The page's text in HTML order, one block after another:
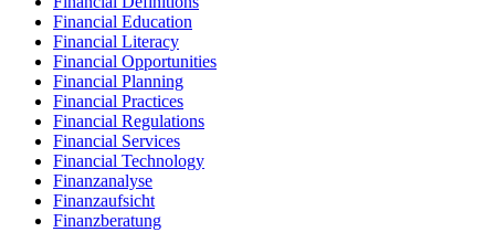
Financial Education
Financial Literacy
Financial Opportunities
Financial Planning
Financial Practices
Financial Regulations
Financial Services
Financial Technology
Finanzanalyse
Finanzaufsicht
Finanzberatung